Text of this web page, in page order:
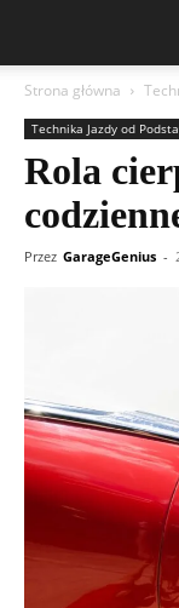
Strona główna
Technika Jazdy od
Rola
Przez GarageGenius -